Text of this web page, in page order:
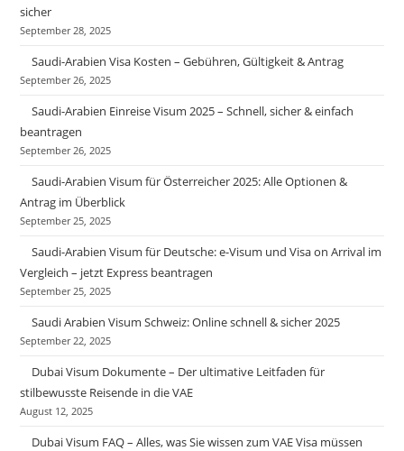
sicher
September 28, 2025
Saudi-Arabien Visa Kosten – Gebühren, Gültigkeit & Antrag
September 26, 2025
Saudi-Arabien Einreise Visum 2025 – Schnell, sicher & einfach
beantragen
September 26, 2025
Saudi-Arabien Visum für Österreicher 2025: Alle Optionen &
Antrag im Überblick
September 25, 2025
Saudi-Arabien Visum für Deutsche: e-Visum und Visa on Arrival im
Vergleich – jetzt Express beantragen
September 25, 2025
Saudi Arabien Visum Schweiz: Online schnell & sicher 2025
September 22, 2025
Dubai Visum Dokumente – Der ultimative Leitfaden für
stilbewusste Reisende in die VAE
August 12, 2025
Dubai Visum FAQ – Alles, was Sie wissen zum VAE Visa müssen